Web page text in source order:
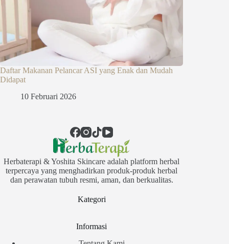
Daftar Makanan Pelancar ASI yang Enak dan Mudah
Didapat
10 Februari 2026
Herbaterapi & Yoshita Skincare adalah platform herbal
terpercaya yang menghadirkan produk-produk herbal
dan perawatan tubuh resmi, aman, dan berkualitas.
Kategori
Informasi